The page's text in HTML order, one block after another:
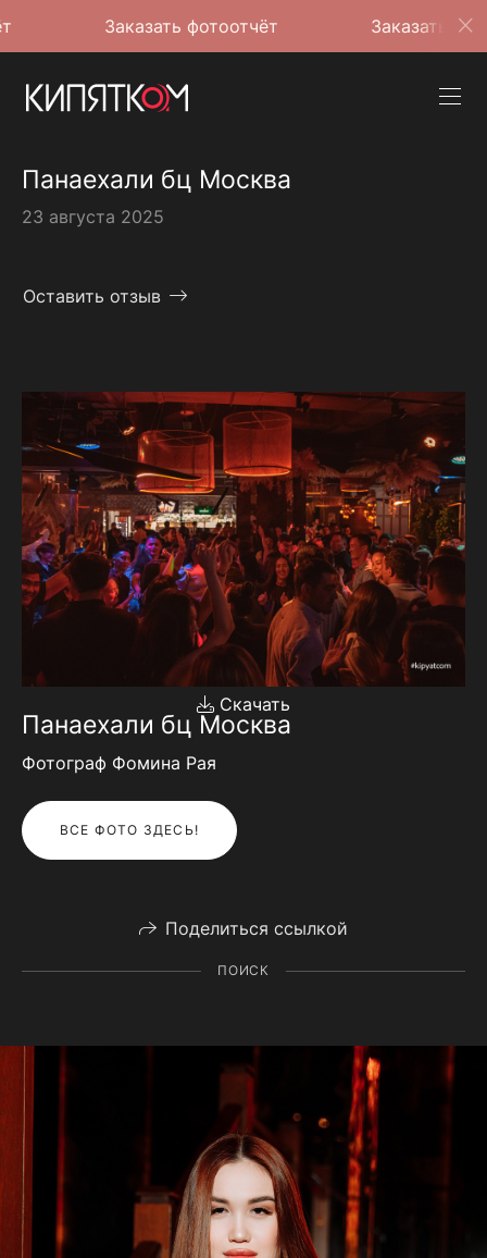
Заказать фотоотчёт Заказать фотоотчёт
Панаехали бц Москва
23 августа 2025
Оставить отзыв
Скачать
Панаехали бц Москва
Фотограф Фомина Рая
ВСЕ ФОТО ЗДЕСЬ!
Поделиться ссылкой
ПОИСК